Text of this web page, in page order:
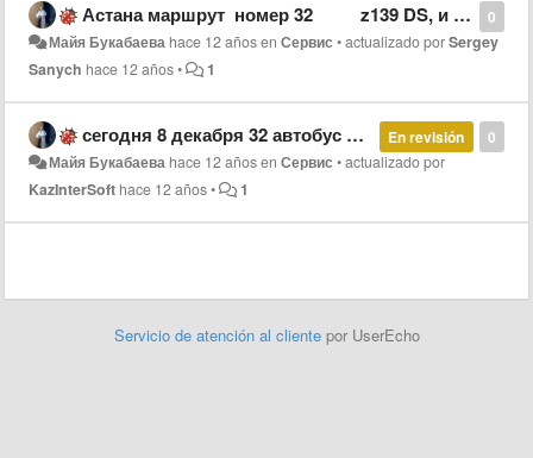
0
Астана маршрут номер 32 z139 DS, и 824 не обнаруживаются сенодня на карте 9.12.14 год.
Майя Букабаева hace 12 añosenСервис •actualizado porSergey
Sanych hace 12 años• 1
0
En revisión
сегодня 8 декабря 32 автобус два автобуса совершенно не было видно на маршруте,хотя один из них подходил в оствновке. В такой мороз и стоять по 40 минут это издевательство.
Майя Букабаева hace 12 añosenСервис •actualizado por
KazInterSoft hace 12 años• 1
Servicio de atención al cliente por UserEcho